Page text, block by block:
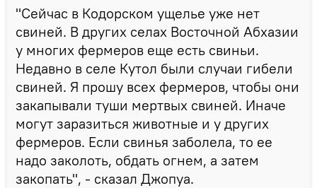
"Сейчас в Кодорском ущелье уже нет
свиней. В других селах Восточной Абхазии
у многих фермеров еще есть свиньи.
Недавно в селе Кутол были случаи гибели
свиней. Я прошу всех фермеров, чтобы они
закапывали туши мертвых свиней. Иначе
могут заразиться животные и у других
фермеров. Если свинья заболела, то ее
надо заколоть, обдать огнем, а затем
закопать", - сказал Джопуа.